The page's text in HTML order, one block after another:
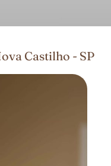
Castilho - SP